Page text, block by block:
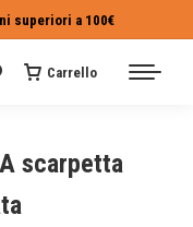
superiori a 100€
Carrello
scarpetta